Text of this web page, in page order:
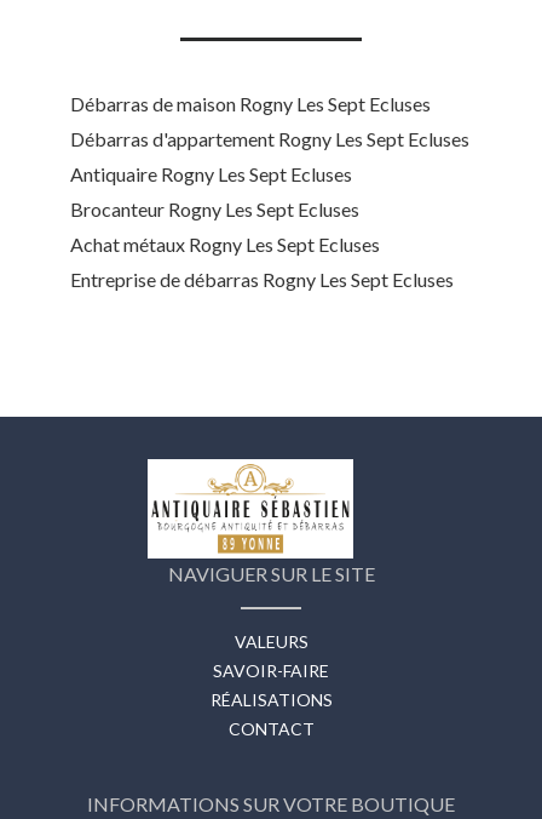
Débarras de maison Rogny Les Sept Ecluses
Débarras d'appartement Rogny Les Sept Ecluses
Antiquaire Rogny Les Sept Ecluses
Brocanteur Rogny Les Sept Ecluses
Achat métaux Rogny Les Sept Ecluses
Entreprise de débarras Rogny Les Sept Ecluses
NAVIGUER SUR LE SITE
VALEURS
SAVOIR-FAIRE
RÉALISATIONS
CONTACT
INFORMATIONS SUR VOTRE BOUTIQUE